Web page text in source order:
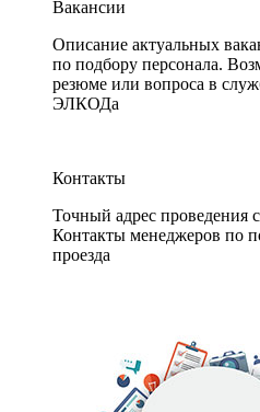
Вакансии
Описание актуальных
по подбору персонала.
резюме или вопроса в
ЭЛКОДа
Контакты
Точный адрес проведения
Контакты менеджеров по
проезда